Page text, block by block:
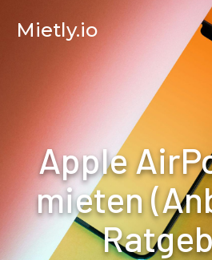
Mietly.io
Apple
mieten